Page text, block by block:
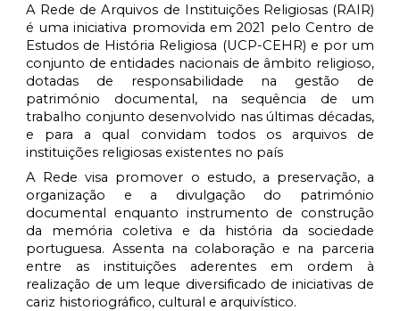
A Rede de Arquivos de Instituições Religiosas (RAIR)
é uma iniciativa promovida em 2021 pelo Centro de
Estudos de História Religiosa (UCP-CEHR) e por um
conjunto de entidades nacionais de âmbito religioso,
dotadas de responsabilidade na gestão de
património documental, na sequência de um
trabalho conjunto desenvolvido nas últimas décadas,
e para a qual convidam todos os arquivos de
instituições religiosas existentes no país
A Rede visa promover o estudo, a preservação, a
organização e a divulgação do património
documental enquanto instrumento de construção
da memória coletiva e da história da sociedade
portuguesa. Assenta na colaboração e na parceria
entre as instituições aderentes em ordem à
realização de um leque diversificado de iniciativas de
cariz historiográfico, cultural e arquivístico.